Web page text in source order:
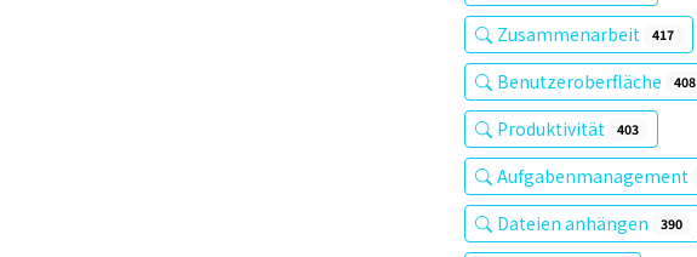
Zusammenarbeit 417
Benutzeroberfläche 408
Produktivität 403
Aufgabenmanagement
Dateien anhängen 390